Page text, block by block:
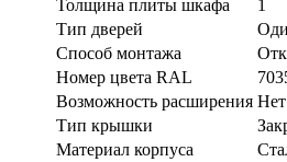
Толщина плиты шкафа
1
Тип дверей
Способ монтажа
Номер цвета RAL
Возможность расширения Нет
Тип крышки
Материал корпуса